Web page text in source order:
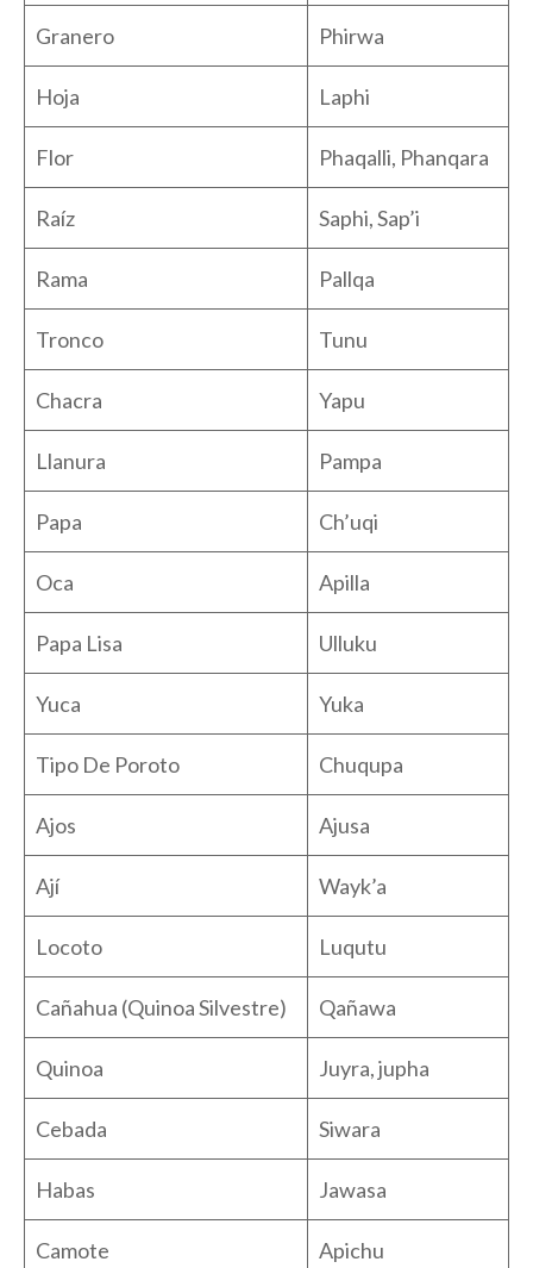
Granero Phirwa
Hoja Laphi
Flor Phaqalli, Phanqara
Raíz Saphi, Sap’i
Rama Pallqa
Tronco Tunu
Chacra Yapu
Llanura Pampa
Papa Ch’uqi
Oca Apilla
Papa Lisa Ulluku
Yuca Yuka
Tipo De Poroto Chuqupa
Ajos Ajusa
Ají Wayk’a
Locoto Luqutu
Cañahua (Quinoa Silvestre) Qañawa
Quinoa Juyra, jupha
Cebada Siwara
Habas Jawasa
Camote Apichu